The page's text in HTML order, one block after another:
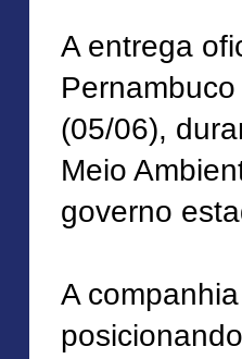
A entrega
(05/06),
Meio
governo
A